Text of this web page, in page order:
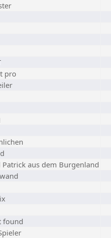
pro
aus dem Burgenland
found